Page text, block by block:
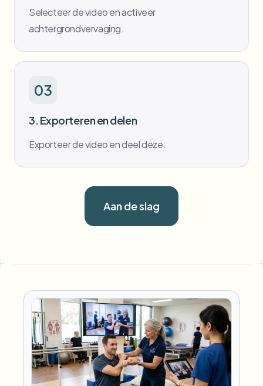
Selecteer de video en activeer
achtergrondvervaging.
03
3. Exporteren en delen
Exporteer de video en deel deze.
Aan de slag